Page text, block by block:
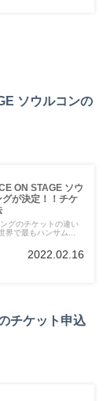
ソウルコンの
ON STAGE ソウ
が決定！！チケ
グのチケットの違い
界で最もハンサム...
2022.02.16
チケット申込